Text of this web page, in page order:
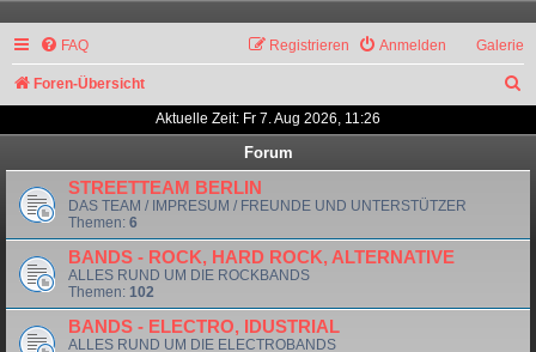
Galerie
FAQ Anmelden
Registrieren
Foren-Übersicht
h
Aktuelle Zeit: Fr 7. Aug 2026, 11:26
Forum
STREETTEAM BERLIN
DAS TEAM / IMPRESUM / FREUNDE UND UNTERSTÜTZER
Themen: 6
BANDS - ROCK, HARD ROCK, ALTERNATIVE
ALLES RUND UM DIE ROCKBANDS
Themen: 102
BANDS - ELECTRO, IDUSTRIAL
ALLES RUND UM DIE ELECTROBANDS